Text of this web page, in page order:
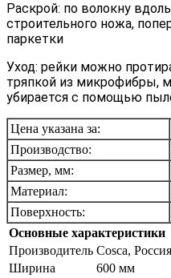
Раскрой: по волокну
строительного ножа,
паркетки
Уход: рейки можно
тряпкой из микрофибры,
убирается с помощью
Цена указана за:
Производство:
Размер, мм:
Материал:
Поверхность:
Основные характеристики
Производитель Cosca, Россия
Ширина
600 мм